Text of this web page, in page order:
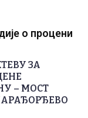
о процени
ЗА
– МОСТ